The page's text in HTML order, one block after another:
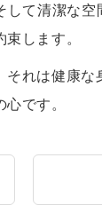
て清潔な
します。
れは健康な
です。